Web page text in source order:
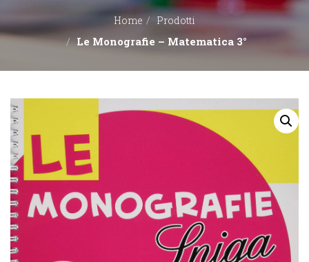
EDITORI
CONTATTACI
LIBRERIE
Home Prodotti
Le Monografie – Matematica 3°